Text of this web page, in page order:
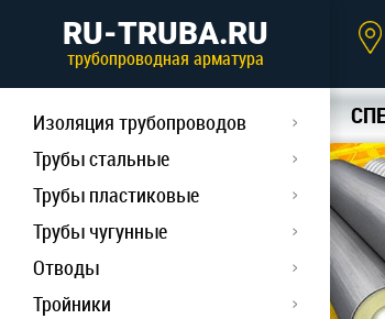
RU-TRUBA.RU
трубопроводная арматура
Изоляция трубопроводов
Трубы стальные
Трубы пластиковые
Трубы чугунные
Отводы
Тройники